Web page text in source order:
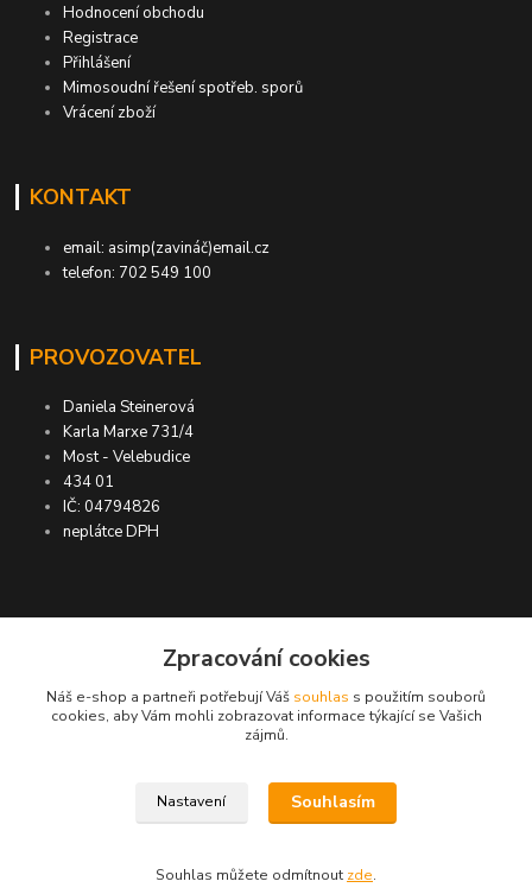
Hodnocení obchodu
Registrace
Přihlášení
Mimosoudní řešení spotřeb. sporů
Vrácení zboží
KONTAKT
email: asimp(zavináč)email.cz
telefon: 702 549 100
PROVOZOVATEL
Daniela Steinerová
Karla Marxe 731/4
Most - Velebudice
434 01
IČ: 04794826
neplátce DPH
ASIMP.cz
DOPRAVA ZDARMA po ČR a SR ●
KONTROLA doručení zboží ● GARANCE
VRÁCENÍ ZBOŽÍ do 30 dní
© ASIMP.cz
Zpracování cookies
Náš e-shop a partneři potřebují Váš souhlas s použitím souborů
cookies, aby Vám mohli zobrazovat informace týkající se Vašich
zájmů.
Nastavení Souhlasím
Souhlas můžete odmítnout zde.